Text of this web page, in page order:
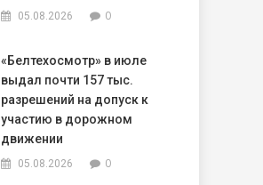
05.08.2026 0
«Белтехосмотр» в июле
выдал почти 157 тыс.
разрешений на допуск к
участию в дорожном
движении
05.08.2026 0